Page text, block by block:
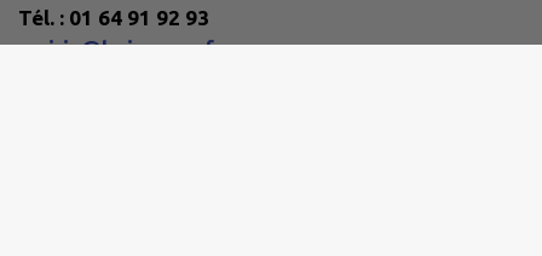
Tél. : 01 64 91 92 93
mairie@boissy-ssy.fr